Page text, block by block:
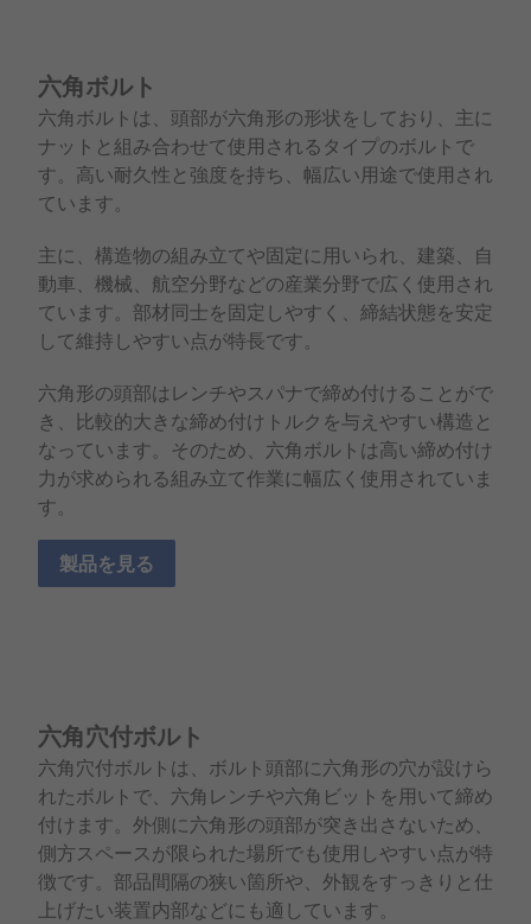
六角ボルト
六角ボルトは、頭部が六角形の形状をしており、主に
ナットと組み合わせて使用されるタイプのボルトで
す。高い耐久性と強度を持ち、幅広い用途で使用され
ています。
主に、構造物の組み立てや固定に用いられ、建築、自
動車、機械、航空分野などの産業分野で広く使用され
ています。部材同士を固定しやすく、締結状態を安定
して維持しやすい点が特長です。
六角形の頭部はレンチやスパナで締め付けることがで
き、比較的大きな締め付けトルクを与えやすい構造と
なっています。そのため、六角ボルトは高い締め付け
力が求められる組み立て作業に幅広く使用されていま
す。
製品を見る
六角穴付ボルト
六角穴付ボルトは、ボルト頭部に六角形の穴が設けら
れたボルトで、六角レンチや六角ビットを用いて締め
付けます。外側に六角形の頭部が突き出さないため、
側方スペースが限られた場所でも使用しやすい点が特
徴です。部品間隔の狭い箇所や、外観をすっきりと仕
上げたい装置内部などにも適しています。